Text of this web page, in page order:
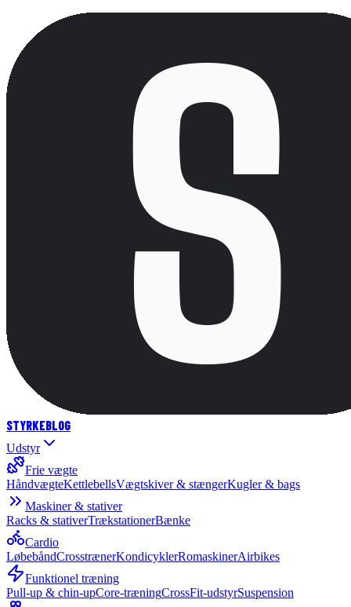
STYRKEBLOG
Udstyr
Frie vægte
HåndvægteKettlebellsVægtskiver & stængerKugler & bags
Maskiner & stativer
Racks & stativerTrækstationerBænke
Cardio
LøbebåndCrosstrænerKondicyklerRomaskinerAirbikes
Funktionel træning
Pull-up & chin-upCore-træningCrossFit-udstyrSuspension